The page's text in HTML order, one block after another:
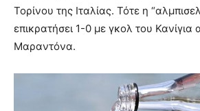
Τορίνου της Ιταλίας. Τότε η
επικρατήσει 1-0 με γκολ του Κανίγια
Μαραντόνα.